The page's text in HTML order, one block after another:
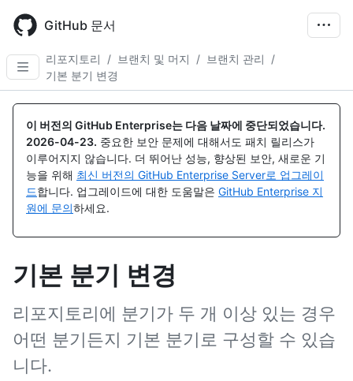
main
content
GitHub 문서
리포지토리 / 브랜치 및 머지 / 브랜치 관리
/
기본 분기 변경
이 버전의 GitHub Enterprise는 다음 날짜에 중단되었습니다.
2026-04-23. 중요한 보안 문제에 대해서도 패치 릴리스가
이루어지지 않습니다. 더 뛰어난 성능, 향상된 보안, 새로운 기
능을 위해 최신 버전의 GitHub Enterprise Server로 업그레이
드합니다. 업그레이드에 대한 도움말은 GitHub Enterprise 지
원에 문의하세요.
기본 분기 변경
리포지토리에 분기가 두 개 이상 있는 경우
어떤 분기든지 기본 분기로 구성할 수 있습
니다.